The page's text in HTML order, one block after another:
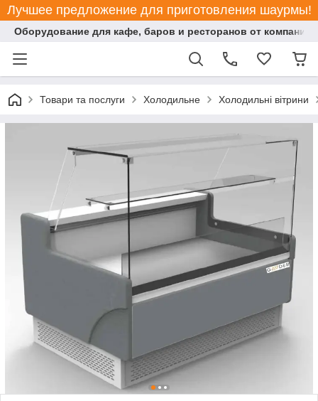
Лучшее предложение для приготовления шаурмы!
Оборудование для кафе, баров и ресторанов от компании
Товари та послуги Холодильне Холодильні вітрини